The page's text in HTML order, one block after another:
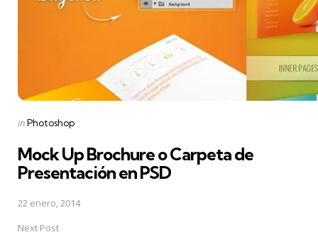
Posted
inPhotoshop
Mock Up Brochure o Carpeta de
Presentación en PSD
22 enero, 2014
Next Post